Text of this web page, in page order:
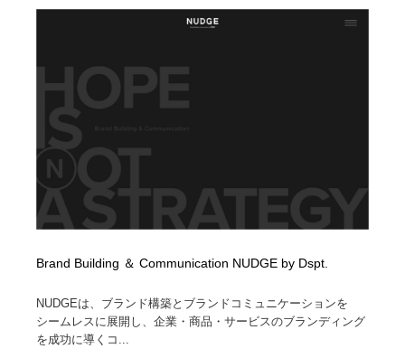
Brand Building ＆ Communication NUDGE by Dspt.
NUDGEは、ブランド構築とブランドコミュニケーションを
シームレスに展開し、企業・商品・サービスのブランディング
を成功に導くコ...